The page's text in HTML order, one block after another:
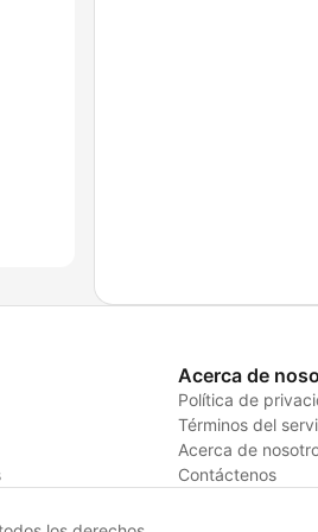
Acerca de
Política de
Términos del
Acerca de
Contáctenos